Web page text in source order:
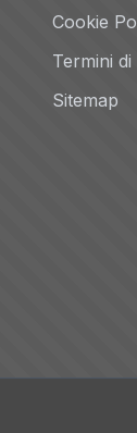
Cookie
Termini
Sitemap